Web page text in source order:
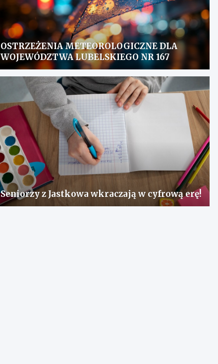
OSTRZEŻENIA METEOROLOGICZNE DLA
WOJEWÓDZTWA LUBELSKIEGO NR 167
Seniorzy z Jastkowa wkraczają w cyfrową erę!